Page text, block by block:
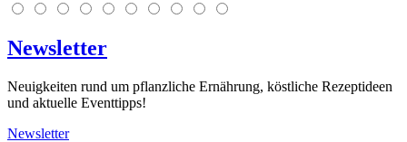
Newsletter
Neuigkeiten rund um pflanzliche Ernährung, köstliche Rezeptideen
und aktuelle Eventtipps!
Newsletter